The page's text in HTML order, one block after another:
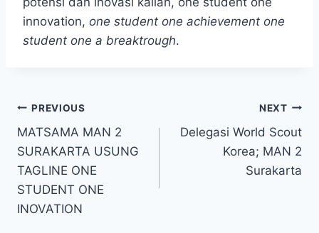
innovation, one student one achievement one
student one a breaktrough.
Post
navigation
PREVIOUS
MATSAMA MAN 2
SURAKARTA USUNG
TAGLINE ONE
STUDENT ONE
INOVATION
NEXT
Delegasi World Scout
Korea; MAN 2
Surakarta